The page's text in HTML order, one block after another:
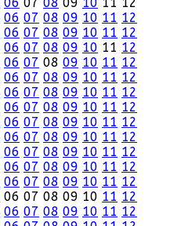
06 07 08 09 10 11 12
06 07 08 09 10 11 12
06 07 08 09 10 11 12
06 07 08 09 10 11 12
06 07 08 09 10 11 12
06 07 08 09 10 11 12
06 07 08 09 10 11 12
06 07 08 09 10 11 12
06 07 08 09 10 11 12
06 07 08 09 10 11 12
06 07 08 09 10 11 12
06 07 08 09 10 11 12
06 07 08 09 10 11 12
06 07 08 09 10 11 12